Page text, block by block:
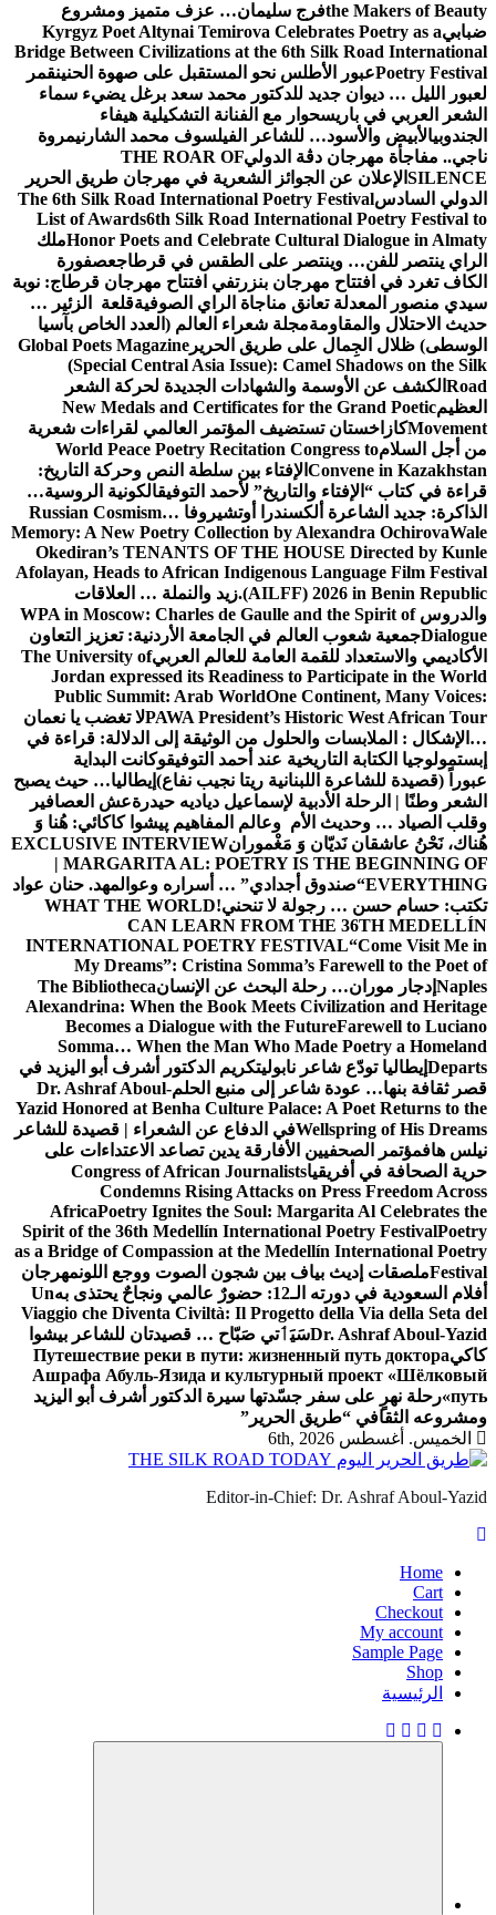
the Makers of Beautyفرج سليمان… عزف متميز ومشروع
ضبابيKyrgyz Poet Altynai Temirova Celebrates Poetry as a
Bridge Between Civilizations at the 6th Silk Road International
Poetry Festivalعبور الأطلس نحو المستقبل على صهوة الحنينقمر
لعبور الليل … ديوان جديد للدكتور محمد سعد برغل يضيء سماء
الشعر العربي في باريسحوار مع الفنانة التشكيلية هيفاء
الجندوبيالأبيض والأسود… للشاعر الفيلسوف محمد الشارنيمروة
ناجي.. مفاجأة مهرجان دڨة الدوليTHE ROAR OF
SILENCE الإعلان عن الجوائز الشعرية في مهرجان طريق الحرير
الدولي السادسThe 6th Silk Road International Poetry Festival
List of Awards6th Silk Road International Poetry Festival to
Honor Poets and Celebrate Cultural Dialogue in Almatyملك
الراي ينتصر للفن… وينتصر على الطقس في قرطاجعصفورة
الكاف تغرد في افتتاح مهرجان بنزرتفي افتتاح مهرجان قرطاج: نوبة
سيدي منصور المعدلة تعانق مناجاة الراي الصوفيةقلعة الزئير …
حديث الاحتلال والمقاومةمجلة شعراء العالم (العدد الخاص بآسيا
الوسطى) ظلال الجِمال على طريق الحرير Global Poets Magazine
(Special Central Asia Issue): Camel Shadows on the Silk
Road الكشف عن الأوسمة والشهادات الجديدة لحركة الشعر
العظيمNew Medals and Certificates for the Grand Poetic
Movementكازاخستان تستضيف المؤتمر العالمي لقراءات شعرية
من أجل السلامWorld Peace Poetry Recitation Congress to
Convene in Kazakhstan الإفتاء بين سلطة النص وحركة التاريخ:
قراءة في كتاب “الإفتاء والتاريخ” لأحمد التوفيقالكونية الروسية…
الذاكرة: جديد الشاعرة ألكسندرا أوتشيروفا Russian Cosmism…
Memory: A New Poetry Collection by Alexandra OchirovaWale
Okediran’s TENANTS OF THE HOUSE Directed by Kunle
Afolayan, Heads to African Indigenous Language Film Festival
(AILFF) 2026 in Benin Republic. زيد والنملة … العلاقات
والدروسWPA in Moscow: Charles de Gaulle and the Spirit of
Dialogueجمعية شعوب العالم في الجامعة الأردنية: تعزيز التعاون
الأكاديمي والاستعداد للقمة العامة للعالم العربيThe University of
Jordan expressed its Readiness to Participate in the World
Public Summit: Arab WorldOne Continent, Many Voices:
PAWA President’s Historic West African Tourلا تغضب يا نعمان
…الإشكال : الملابسات والحلول من الوثيقة إلى الدلالة: قراءة في
إبستمولوجيا الكتابة التاريخية عند أحمد التوفيقوكانت البداية
عبوراً (قصيدة للشاعرة اللبنانية ريتا نجيب نفاع) إيطاليا… حيث يصبح
الشعر وطنًا | الرحلة الأدبية لإسماعيل دياديه حيدرةعش العصافير
وقلب الصياد … وحديث الأم وعالم المفاهيم پیشوا کاکائي: هُنا وَ
هُناك، نَحْنُ عاشقان نَديّان وَ مَغْمورانEXCLUSIVE INTERVIEW
| MARGARITA AL: POETRY IS THE BEGINNING OF
EVERYTHING“صندوق أجدادي” … أسراره وعوالمهد. حنان عواد
تكتب: حسام حسن … رجولة لا تنحني!WHAT THE WORLD
CAN LEARN FROM THE 36TH MEDELLÍN
INTERNATIONAL POETRY FESTIVAL“Come Visit Me in
My Dreams”: Cristina Somma’s Farewell to the Poet of
Naples إدجار موران… رحلة البحث عن الإنسانThe Bibliotheca
Alexandrina: When the Book Meets Civilization and Heritage
Becomes a Dialogue with the FutureFarewell to Luciano
Somma… When the Man Who Made Poetry a Homeland
Departs إيطاليا تودّع شاعر نابوليتكريم الدكتور أشرف أبو اليزيد في
قصر ثقافة بنها… عودة شاعر إلى منبع الحلمDr. Ashraf Aboul-
Yazid Honored at Benha Culture Palace: A Poet Returns to the
Wellspring of His Dreamsفي الدفاع عن الشعراء | قصيدة للشاعر
نيلس هافمؤتمر الصحفيين الأفارقة يدين تصاعد الاعتداءات على
حرية الصحافة في أفريقياCongress of African Journalists
Condemns Rising Attacks on Press Freedom Across
AfricaPoetry Ignites the Soul: Margarita Al Celebrates the
Spirit of the 36th Medellín International Poetry FestivalPoetry
as a Bridge of Compassion at the Medellín International Poetry
Festivalملصقات إديث بياف بين شجون الصوت ووجع اللونمهرجان
أفلام السعودية في دورته الـ12: حضورٌ عالمي ونجاحٌ يحتذى به
Un
Viaggio che Diventa Civiltà: Il Progetto della Via della Seta del
Dr. Ashraf Aboul-Yazidسَيَٲتي صَبّاح … قصيدتان للشاعر بيشوا
كاكيПутешествие реки в пути: жизненный путь доктора
Ашрафа Абуль-Язида и культурный проект «Шёлковый
путь» رحلة نهرٍ على سفر جسّدتها سيرة الدكتور أشرف أبو اليزيد
ومشروعه الثقافي “طريق الحرير”
الخميس. أغسطس 6th, 2026
Editor-in-Chief: Dr. Ashraf Aboul-Yazid
Home
Cart
Checkout
My account
Sample Page
Shop
الرئيسية